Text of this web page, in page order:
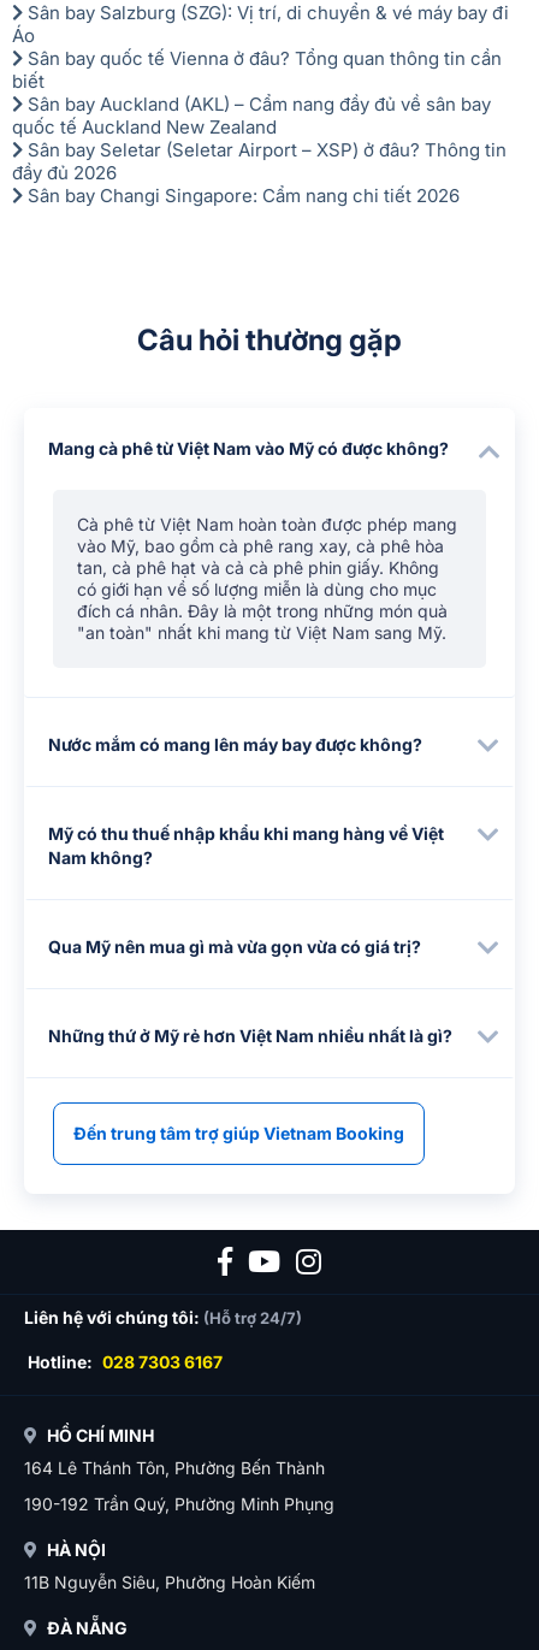
Sân bay Salzburg (SZG): Vị trí, di chuyển & vé máy bay đi
Áo
Sân bay quốc tế Vienna ở đâu? Tổng quan thông tin cần
biết
Sân bay Auckland (AKL) – Cẩm nang đầy đủ về sân bay
quốc tế Auckland New Zealand
Sân bay Seletar (Seletar Airport – XSP) ở đâu? Thông tin
đầy đủ 2026
Sân bay Changi Singapore: Cẩm nang chi tiết 2026
Câu hỏi thường gặp
Mang cà phê từ Việt Nam vào Mỹ có được không?
Cà phê từ Việt Nam hoàn toàn được phép mang
vào Mỹ, bao gồm cà phê rang xay, cà phê hòa
tan, cà phê hạt và cả cà phê phin giấy. Không
có giới hạn về số lượng miễn là dùng cho mục
đích cá nhân. Đây là một trong những món quà
"an toàn" nhất khi mang từ Việt Nam sang Mỹ.
Nước mắm có mang lên máy bay được không?
Mỹ có thu thuế nhập khẩu khi mang hàng về Việt
Nam không?
Qua Mỹ nên mua gì mà vừa gọn vừa có giá trị?
Những thứ ở Mỹ rẻ hơn Việt Nam nhiều nhất là gì?
Đến trung tâm trợ giúp Vietnam Booking
Liên hệ với chúng tôi: (Hỗ trợ 24/7)
Hotline: 028 7303 6167
HỒ CHÍ MINH
164 Lê Thánh Tôn, Phường Bến Thành
190-192 Trần Quý, Phường Minh Phụng
HÀ NỘI
11B Nguyễn Siêu, Phường Hoàn Kiếm
ĐÀ NẴNG